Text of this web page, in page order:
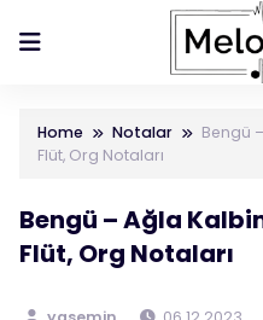
Home Notalar
Bengü
Flüt, Org Notaları
Bengü – Ağla
Flüt, Org Notaları